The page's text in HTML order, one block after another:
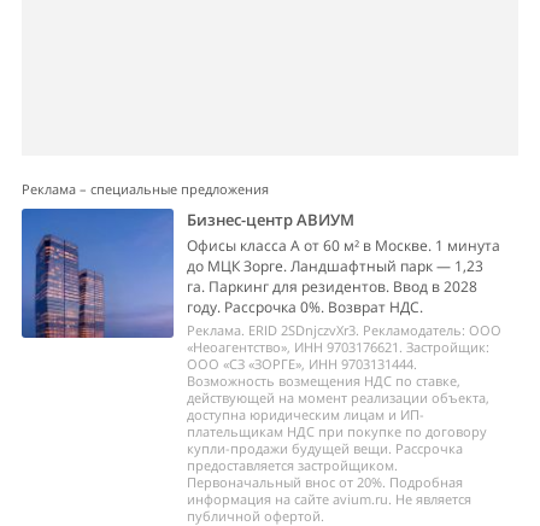
Реклама – специальные предложения
Бизнес-центр АВИУМ
Офисы класса А от 60 м² в Москве. 1 минута
до МЦК Зорге. Ландшафтный парк — 1,23
га. Паркинг для резидентов. Ввод в 2028
году. Рассрочка 0%. Возврат НДС.
Реклама. ERID 2SDnjczvXr3. Рекламодатель: ООО
«Неоагентство», ИНН 9703176621. Застройщик:
ООО «СЗ «ЗОРГЕ», ИНН 9703131444.
Возможность возмещения НДС по ставке,
действующей на момент реализации объекта,
доступна юридическим лицам и ИП-
плательщикам НДС при покупке по договору
купли-продажи будущей вещи. Рассрочка
предоставляется застройщиком.
Первоначальный внос от 20%. Подробная
информация на сайте avium.ru. Не является
публичной офертой.